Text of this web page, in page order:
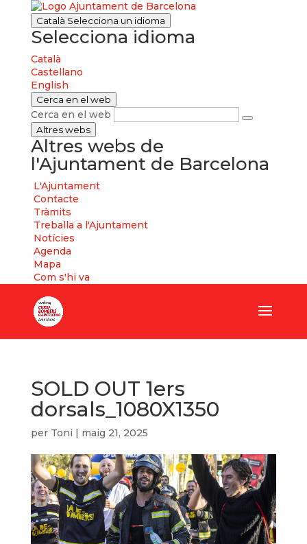
Català Selecciona un idioma
Selecciona idioma
Català
Castellano
English
Cerca en el web
Cerca en el web
Altres webs
Altres webs de
l'Ajuntament de Barcelona
L'Ajuntament
Contacte
Tràmits
Treballa a l'Ajuntament
Notícies
Agenda
Mapa
Com s'hi va
SOLD OUT 1ers
dorsals_1080X1350
per Toni | maig 21, 2025